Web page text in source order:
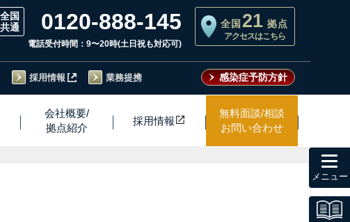
0120-888-145
電話受付時間：9〜20時(土日祝も対応可)
全国 21 拠点
アクセスはこちら
採用情報 業務提携 感染症予防方針
会社概要/
拠点紹介
採用情報
無料面談/相談
お問い合わせ